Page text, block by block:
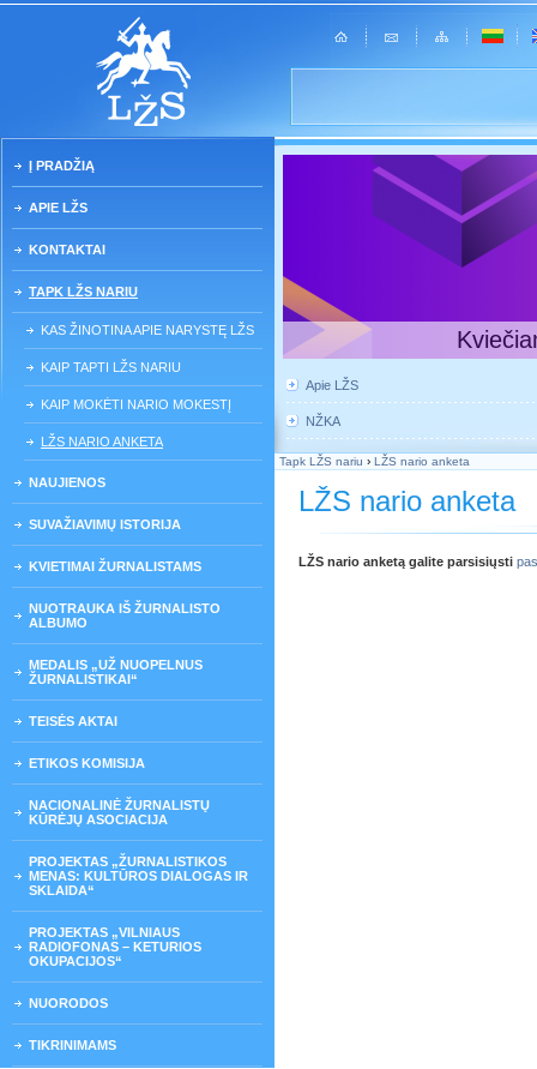
Į PRADŽIĄ
APIE LŽS
KONTAKTAI
TAPK LŽS NARIU
KAS ŽINOTINA APIE NARYSTĘ LŽS
KAIP TAPTI LŽS NARIU
KAIP MOKĖTI NARIO MOKESTĮ
LŽS NARIO ANKETA
NAUJIENOS
SUVAŽIAVIMŲ ISTORIJA
KVIETIMAI ŽURNALISTAMS
NUOTRAUKA IŠ ŽURNALISTO
ALBUMO
MEDALIS „UŽ NUOPELNUS
ŽURNALISTIKAI“
TEISĖS AKTAI
ETIKOS KOMISIJA
NACIONALINĖ ŽURNALISTŲ
KŪRĖJŲ ASOCIACIJA
PROJEKTAS „ŽURNALISTIKOS
MENAS: KULTŪROS DIALOGAS IR
SKLAIDA“
PROJEKTAS „VILNIAUS
RADIOFONAS – KETURIOS
OKUPACIJOS“
NUORODOS
TIKRINIMAMS
Apie LŽS
NŽKA
Tapk LŽS nariu › LŽS nario anketa
LŽS nario anketa
LŽS nario anketą galite parsisiųsti